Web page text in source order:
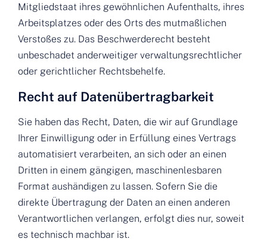
Mitgliedstaat ihres gewöhnlichen Aufenthalts, ihres
Arbeitsplatzes oder des Orts des mutmaßlichen
Verstoßes zu. Das Beschwerderecht besteht
unbeschadet anderweitiger verwaltungsrechtlicher
oder gerichtlicher Rechtsbehelfe.
Recht auf Daten­übertrag­barkeit
Sie haben das Recht, Daten, die wir auf Grundlage
Ihrer Einwilligung oder in Erfüllung eines Vertrags
automatisiert verarbeiten, an sich oder an einen
Dritten in einem gängigen, maschinenlesbaren
Format aushändigen zu lassen. Sofern Sie die
direkte Übertragung der Daten an einen anderen
Verantwortlichen verlangen, erfolgt dies nur, soweit
es technisch machbar ist.